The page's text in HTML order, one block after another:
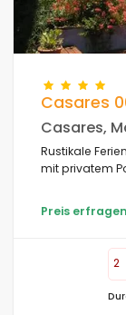
Badezimmer
Beliebte
Bedingungen
Casares
Casares,
Rustikale
mit privatem
Preis erfragen
2